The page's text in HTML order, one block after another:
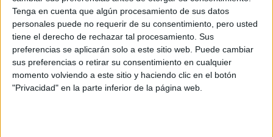
Tenga en cuenta que algún procesamiento de sus datos
personales puede no requerir de su consentimiento, pero usted
tiene el derecho de rechazar tal procesamiento. Sus
preferencias se aplicarán solo a este sitio web. Puede cambiar
sus preferencias o retirar su consentimiento en cualquier
momento volviendo a este sitio y haciendo clic en el botón
"Privacidad" en la parte inferior de la página web.
Estudios del Discurso: Comunicación,
Sociedad y Aprendizaje
UNIVERSITAT POMPEU FABRA (Universidad Pública)
Tipo: Máster
Pídeles información ¡GRATIS!